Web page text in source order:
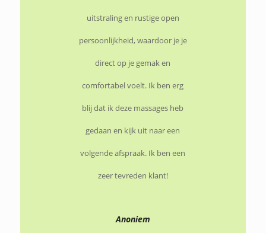
uitstraling en rustige open
persoonlijkheid, waardoor je je
direct op je gemak en
comfortabel voelt. Ik ben erg
blij dat ik deze massages heb
gedaan en kijk uit naar een
volgende afspraak. Ik ben een
zeer tevreden klant!
Anoniem
Lisa
Naar het gastenboek
6 AUGUSTUS 2014 / DOOR